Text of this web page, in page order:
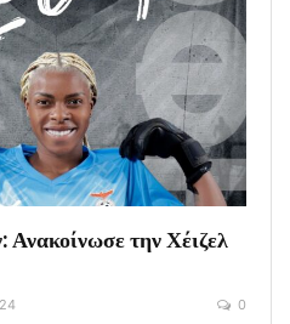
την Χέιζελ
0